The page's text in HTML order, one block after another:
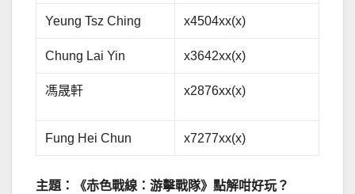
Yeung Tsz Ching x4504xx(x)
Chung Lai Yin x3642xx(x)
馮晟軒 x2876xx(x)
Fung Hei Chun x7277xx(x)
主題：《赤色戰線：游擊戰隊》點解咁好玩？